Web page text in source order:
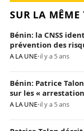
SUR LA
Bénin: la CNSS
prévention des
A LA UNE•il y a 5 ans
Bénin: Patrice
sur les «
A LA UNE•il y a 5 ans